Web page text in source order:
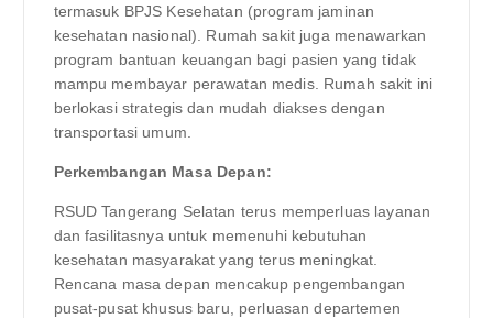
termasuk BPJS Kesehatan (program jaminan
kesehatan nasional). Rumah sakit juga menawarkan
program bantuan keuangan bagi pasien yang tidak
mampu membayar perawatan medis. Rumah sakit ini
berlokasi strategis dan mudah diakses dengan
transportasi umum.
Perkembangan Masa Depan:
RSUD Tangerang Selatan terus memperluas layanan
dan fasilitasnya untuk memenuhi kebutuhan
kesehatan masyarakat yang terus meningkat.
Rencana masa depan mencakup pengembangan
pusat-pusat khusus baru, perluasan departemen